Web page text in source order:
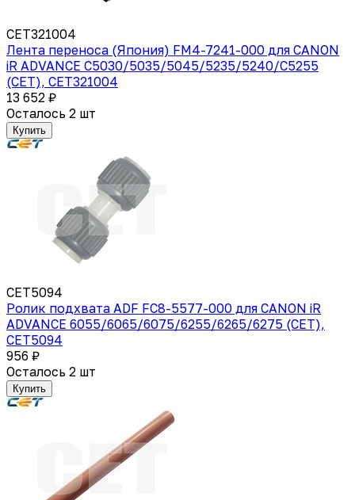
CET321004
Лента переноса (Япония) FM4-7241-000 для CANON
iR ADVANCE C5030/5035/5045/5235/5240/C5255
(CET), CET321004
13 652 ₽
Осталось 2 шт
Купить
CET5094
Ролик подхвата ADF FC8-5577-000 для CANON iR
ADVANCE 6055/6065/6075/6255/6265/6275 (CET),
CET5094
956 ₽
Осталось 2 шт
Купить